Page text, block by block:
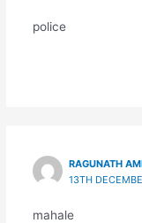
police
RAGUNATH
13TH
mahale